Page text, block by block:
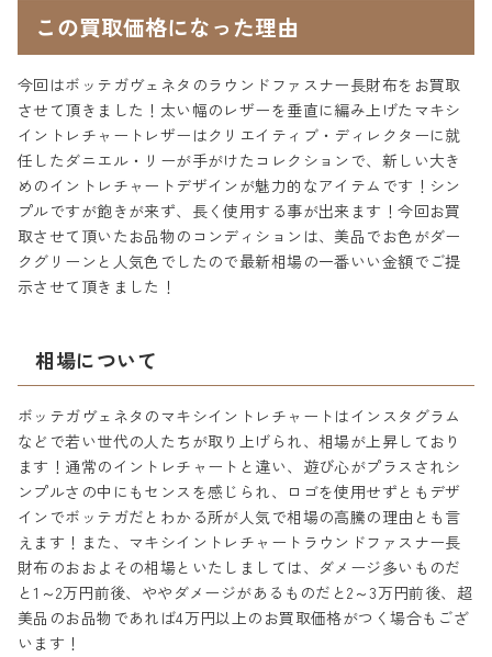
この買取価格になった理由
今回はボッテガヴェネタのラウンドファスナー長財布をお買取
させて頂きました！太い幅のレザーを垂直に編み上げたマキシ
イントレチャートレザーはクリエイティブ・ディレクターに就
任したダニエル・リーが手がけたコレクションで、新しい大き
めのイントレチャートデザインが魅力的なアイテムです！シン
プルですが飽きが来ず、長く使用する事が出来ます！今回お買
取させて頂いたお品物のコンディションは、美品でお色がダー
クグリーンと人気色でしたので最新相場の一番いい金額でご提
示させて頂きました！
相場について
ボッテガヴェネタのマキシイントレチャートはインスタグラム
などで若い世代の人たちが取り上げられ、相場が上昇しており
ます！通常のイントレチャートと違い、遊び心がプラスされシ
ンプルさの中にもセンスを感じられ、ロゴを使用せずともデザ
インでボッテガだとわかる所が人気で相場の高騰の理由とも言
えます！また、マキシイントレチャートラウンドファスナー長
財布のおおよその相場といたしましては、ダメージ多いものだ
と1～2万円前後、ややダメージがあるものだと2～3万円前後、超
美品のお品物であれば4万円以上のお買取価格がつく場合もござ
います！